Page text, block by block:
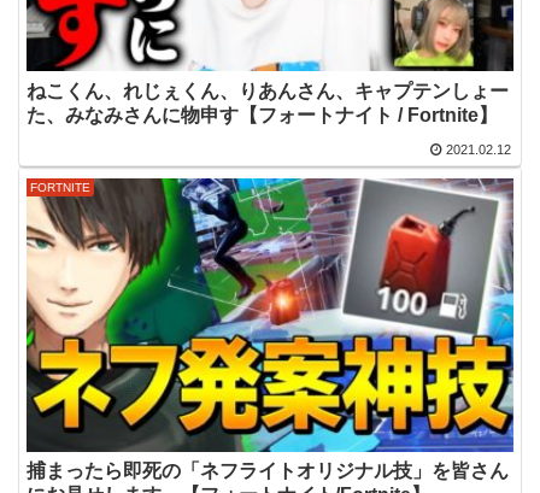
ねこくん、れじぇくん、りあんさん、キャプテンしょー
た、みなみさんに物申す【フォートナイト / Fortnite】
2021.02.12
FORTNITE
捕まったら即死の「ネフライトオリジナル技」を皆さん